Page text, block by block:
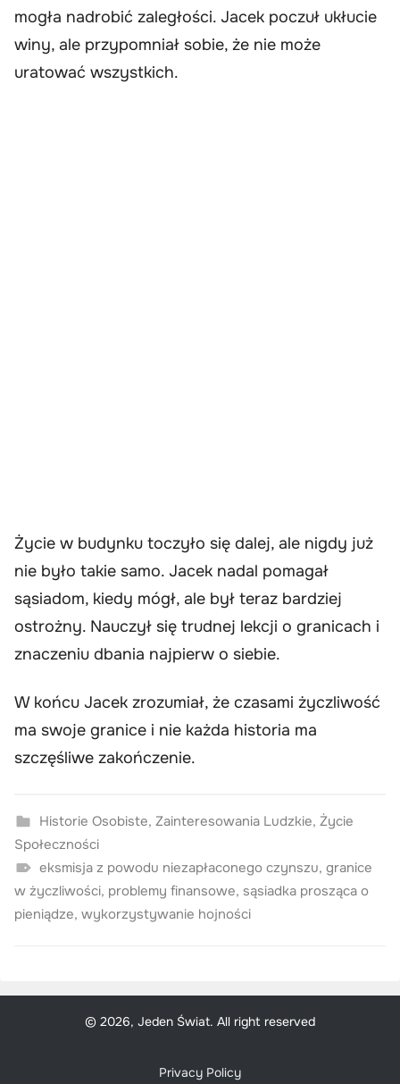
mogła nadrobić zaległości. Jacek poczuł ukłucie
winy, ale przypomniał sobie, że nie może
uratować wszystkich.
Życie w budynku toczyło się dalej, ale nigdy już
nie było takie samo. Jacek nadal pomagał
sąsiadom, kiedy mógł, ale był teraz bardziej
ostrożny. Nauczył się trudnej lekcji o granicach i
znaczeniu dbania najpierw o siebie.
W końcu Jacek zrozumiał, że czasami życzliwość
ma swoje granice i nie każda historia ma
szczęśliwe zakończenie.
Historie Osobiste, Zainteresowania Ludzkie, Życie
Społeczności
eksmisja z powodu niezapłaconego czynszu, granice
w życzliwości, problemy finansowe, sąsiadka prosząca o
pieniądze, wykorzystywanie hojności
© 2026, Jeden Świat. All right reserved
Privacy Policy